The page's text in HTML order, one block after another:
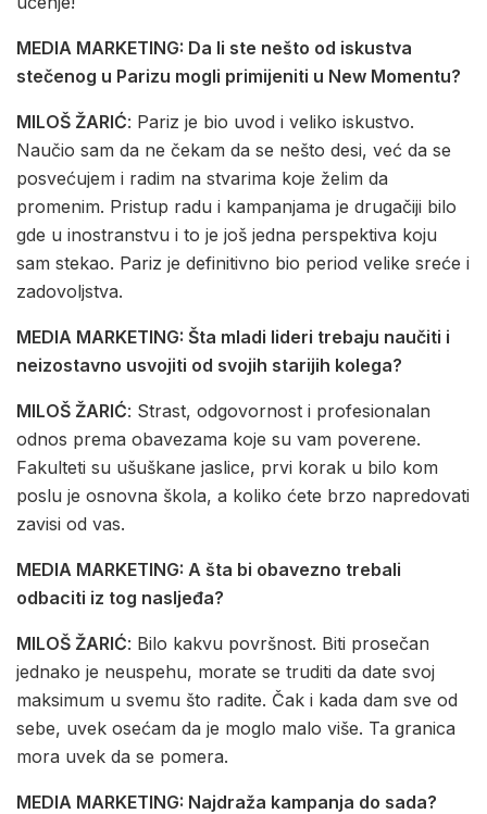
MEDIA MARKETING: Da li ste nešto od iskustva
stečenog u Parizu mogli primijeniti u New Momentu?
MILOŠ ŽARIĆ: Pariz je bio uvod i veliko iskustvo.
Naučio sam da ne čekam da se nešto desi, već da se
posvećujem i radim na stvarima koje želim da
promenim. Pristup radu i kampanjama je drugačiji bilo
gde u inostranstvu i to je još jedna perspektiva koju
sam stekao. Pariz je definitivno bio period velike sreće i
zadovoljstva.
MEDIA MARKETING: Šta mladi lideri trebaju naučiti i
neizostavno usvojiti od svojih starijih kolega?
MILOŠ ŽARIĆ: Strast, odgovornost i profesionalan
odnos prema obavezama koje su vam poverene.
Fakulteti su ušuškane jaslice, prvi korak u bilo kom
poslu je osnovna škola, a koliko ćete brzo napredovati
zavisi od vas.
MEDIA MARKETING: A šta bi obavezno trebali
odbaciti iz tog nasljeđa?
MILOŠ ŽARIĆ: Bilo kakvu površnost. Biti prosečan
jednako je neuspehu, morate se truditi da date svoj
maksimum u svemu što radite. Čak i kada dam sve od
sebe, uvek osećam da je moglo malo više. Ta granica
mora uvek da se pomera.
MEDIA MARKETING: Najdraža kampanja do sada?